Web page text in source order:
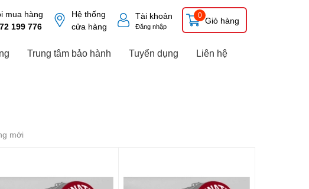
mua hàng
199 776
Hệ thống
cửa hàng
Tài khoản
Đăng nhập
Giỏ hàng
0
Trung tâm bảo hành Tuyển dụng Liên hệ
mới